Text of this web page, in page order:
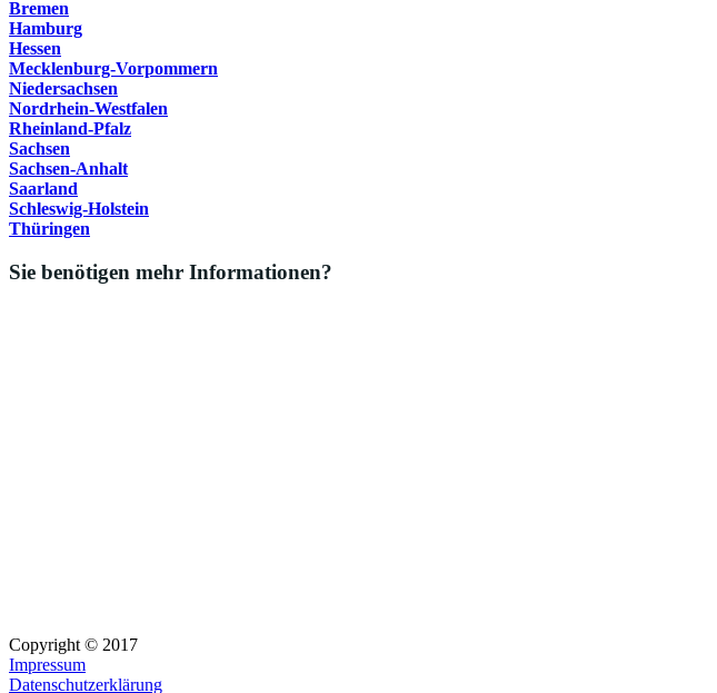
Bremen
Hamburg
Hessen
Mecklenburg-Vorpommern
Niedersachsen
Nordrhein-Westfalen
Rheinland-Pfalz
Sachsen
Sachsen-Anhalt
Saarland
Schleswig-Holstein
Thüringen
Sie benötigen mehr Informationen?
Copyright © 2017
Impressum
Datenschutzerklärung